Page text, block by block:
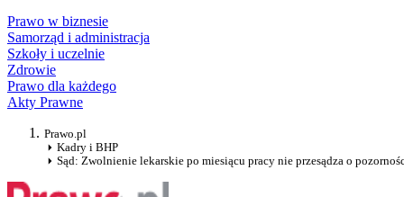
Prawo w biznesie
Samorząd i administracja
Szkoły i uczelnie
Zdrowie
Prawo dla każdego
Akty Prawne
Prawo.pl
Kadry i BHP
Sąd: Zwolnienie lekarskie po miesiącu pracy nie przesądza o